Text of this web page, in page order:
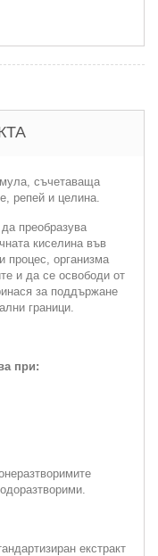
съчетаваща
репей и целина.
преобразува
киселина във
процес, организма
и да се освободи от
за поддържане
граници.
при:
екстракт